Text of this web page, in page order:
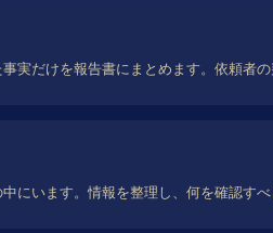
実だけを報告書にまとめます。依頼者
にいます。情報を整理し、何を確認す